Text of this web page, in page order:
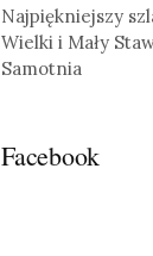
Najpiękniejszy
Wielki i Mały
Samotnia
Facebook